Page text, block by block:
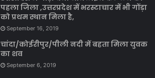
पहला जिला ,उत्तरप्रदेश में भरस्टाचार में भी गोंड़ा
को प्रथम स्थान मिला है,
September 16, 2019
चांदा/कोईरीपुर/पीली नदी में बहता मिला युवक
का शव
September 6, 2019